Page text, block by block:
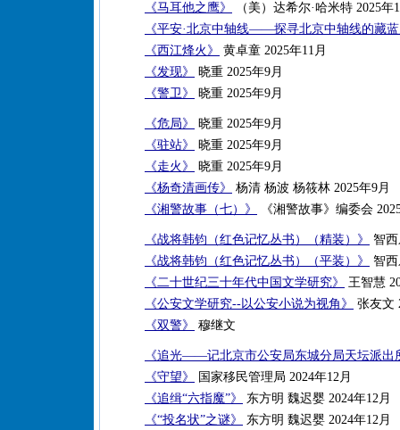
《马耳他之鹰》
（美）达希尔·哈米特 2025年
《平安·北京中轴线——探寻北京中轴线的藏
《西江烽火》
黄卓童 2025年11月
《发现》
晓重 2025年9月
《警卫》
晓重 2025年9月
《危局》
晓重 2025年9月
《驻站》
晓重 2025年9月
《走火》
晓重 2025年9月
《杨奇清画传》
杨清 杨波 杨筱林 2025年9月
《湘警故事（七）》
《湘警故事》编委会
《战将韩钧（红色记忆丛书）（精装）》
智西
《战将韩钧（红色记忆丛书）（平装）》
智西
《二十世纪三十年代中国文学研究》
王智慧
《公安文学研究--以公安小说为视角》
张友文
《双警》
穆继文
《追光——记北京市公安局东城分局天坛派出
《守望》
国家移民管理局 2024年12月
《追缉“六指魔”》
东方明 魏迟婴 2024年12月
《“投名状”之谜》
东方明 魏迟婴 2024年12月